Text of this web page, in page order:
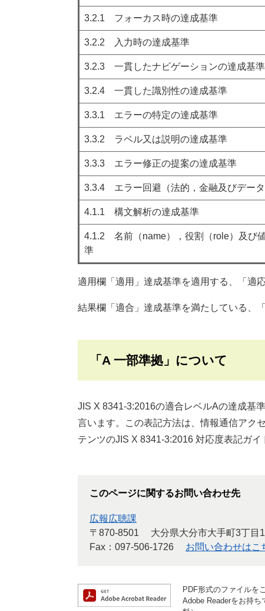
3.2.1 フォーカス時の達成基準
3.2.2 入力時の達成基準
3.2.3 一貫したナビゲーションの達成基準
3.2.4 一貫した識別性の達成基準
3.3.1 エラーの特定の達成基準
3.3.2 ラベル又は説明の達成基準
3.3.3 エラー修正の提案の達成基準
3.3.4 エラー回避（法的，金融及びデー
4.1.1 構文解析の達成基準
4.1.2 名前（name），役割（role）及び
準
適用欄「適用」達成基準を適用する、「適
結果欄「適合」達成基準を満たしている、
「A 一部準拠」について
JIS X 8341-3:2016の適合レベルAの達成基
言います。この表記方法は、情報通信アク
テンツのJIS X 8341-3:2016 対応度表記ガイ
このページに関するお問い合わせ先
広報広聴課
〒870-8501
大分県大分市大手町3丁目
Fax：097-506-1726
お問い合わせはこ
PDF形式のファイルを
Adobe Readerをお持